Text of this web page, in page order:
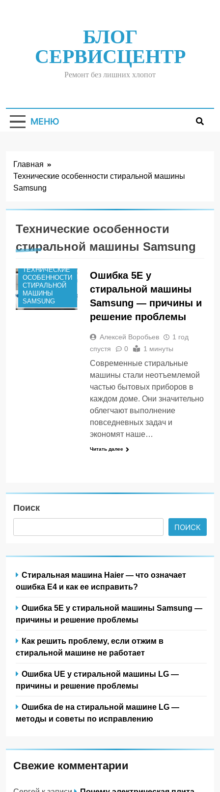
БЛОГ
СЕРВИСЦЕНТР
Ремонт без лишних хлопот
МЕНЮ
Главная
Технические особенности стиральной машины
Samsung
Технические особенности
стиральной машины Samsung
ВИДЫ ОШИБОК
В
СТИРАЛЬНЫХ
SAMSUNG
РАСШИФРОВКА
ОШИБКИ 5Е НА
МАШИНЕ
SAMSUNG
ТЕХНИЧЕСКИЕ
ОСОБЕННОСТИ
СТИРАЛЬНОЙ
МАШИНЫ
SAMSUNG
Ошибка 5Е у
стиральной машины
Samsung — причины и
решение проблемы
Алексей Воробьев
1 год
спустя
0 1 минуты
Современные стиральные
машины стали неотъемлемой
частью бытовых приборов в
каждом доме. Они значительно
облегчают выполнение
повседневных задач и
экономят наше…
Читать далее
Поиск
ПОИСК
Стиральная машина Haier — что означает
ошибка E4 и как ее исправить?
Ошибка 5Е у стиральной машины Samsung —
причины и решение проблемы
Как решить проблему, если отжим в
стиральной машине не работает
Ошибка UE у стиральной машины LG —
причины и решение проблемы
Ошибка de на стиральной машине LG —
методы и советы по исправлению
Свежие комментарии